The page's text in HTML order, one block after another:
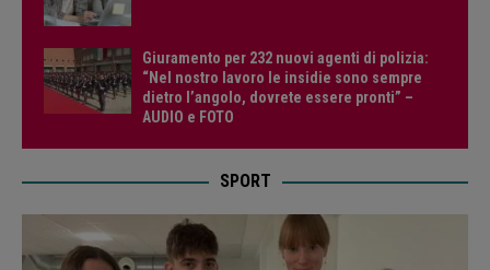
Giuramento per 232 nuovi agenti di polizia:
“Nel nostro lavoro le insidie sono sempre
dietro l’angolo, dovrete essere pronti” –
AUDIO e FOTO
SPORT